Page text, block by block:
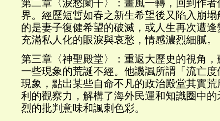
第二章〈淚愁闌干〉：畫風一轉，回到作
界。經歷短暫如春之新生希望後又陷入崩
的是妻子復健希望的破滅，或人生再次遭
充滿私人化的眼淚與哀愁，情感濃烈細膩。
第三章〈神聖殿堂〉：重返大歷史的視角
一些現象的荒誕不經。他譏諷所謂「流亡
現象，點出某些自命不凡的政治殿堂其實
利的觀察力，解構了海外民運和知識圈中
烈的批判意味和諷刺色彩。